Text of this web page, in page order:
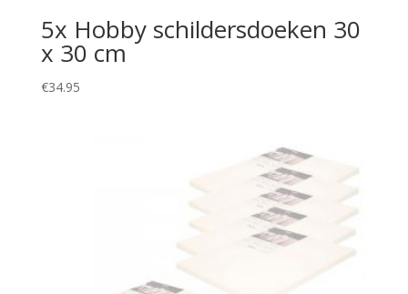
5x Hobby schildersdoeken 30
x 30 cm
€34.95